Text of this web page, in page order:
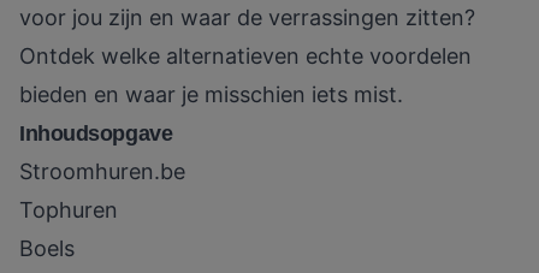
voor jou zijn en waar de verrassingen zitten?
Ontdek welke alternatieven echte voordelen
bieden en waar je misschien iets mist.
Inhoudsopgave
Stroomhuren.be
Tophuren
Boels